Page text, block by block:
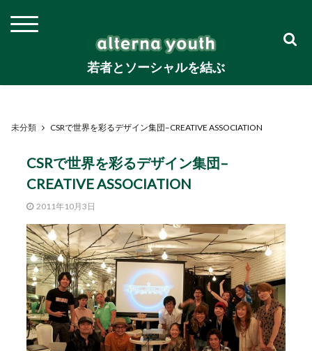
若者とソーシャルを結ぶ
未分類 CSRで世界を彩るデザイン集団–CREATIVE ASSOCIATION
CSRで世界を彩るデザイン集団–
CREATIVE ASSOCIATION
2011年10月3日